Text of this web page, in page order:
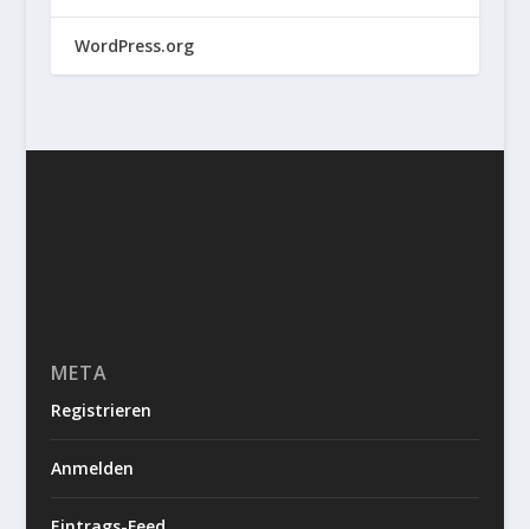
WordPress.org
META
Registrieren
Anmelden